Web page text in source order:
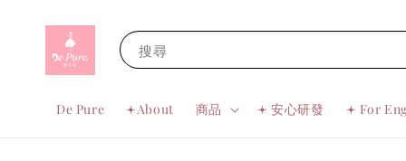
搜尋
De Pure 𖥔About 商品 𖥔 安心研發 𖥔 For